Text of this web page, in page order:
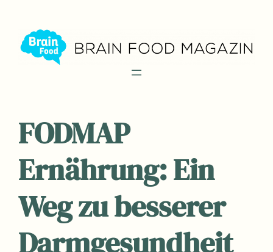
Inhalt
springen
FODMAP
Ernährung: Ein
Weg zu besserer
Darmgesundheit